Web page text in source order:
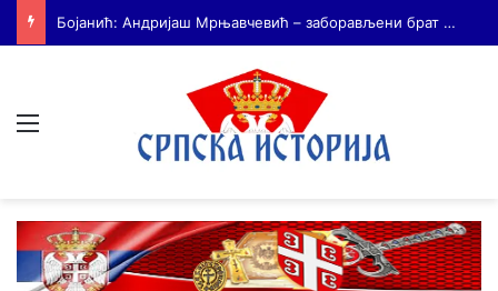
На Дражин дан у Лондону обележено 80. година од мучког убиства генерала Драгољуба Драже Михаиловића